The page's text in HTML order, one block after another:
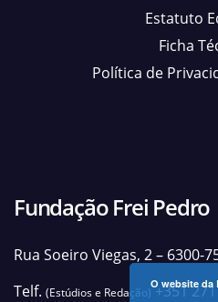
Estatuto
Ficha
Política de
Fundação Frei Pedro
Rua Soeiro Viegas, 2 – 6300-
Telf. (Estúdios e Redação)+351
O website da